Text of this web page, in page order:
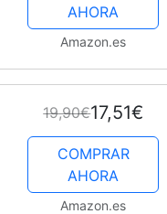
AHORA
Amazon.es
19,90€17,51€
COMPRAR
AHORA
Amazon.es